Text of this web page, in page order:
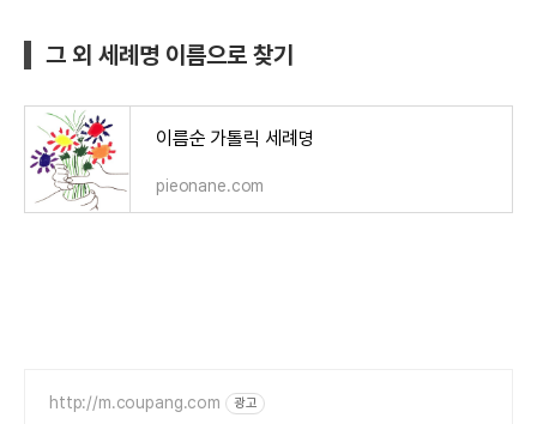
그 외 세례명 이름으로 찾기
이름순 가톨릭 세례명
pieonane.com
http://m.coupang.com 광고